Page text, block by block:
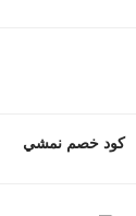
كود خصم نمشي